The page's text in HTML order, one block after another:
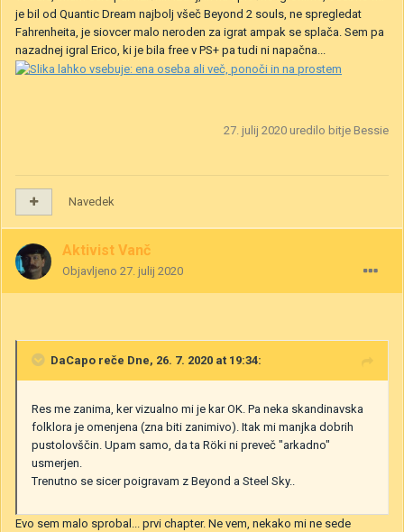
je bil od Quantic Dream najbolj všeč Beyond 2 souls, ne spregledat
Fahrenheita, je siovcer malo neroden za igrat ampak se splača. Sem pa
nazadnej igral Erico, ki je bila free v PS+ pa tudi ni napačna...
27. julij 2020 uredilo bitje Bessie
Navedek
Aktivist Vanč
Objavljeno 27. julij 2020
DaCapo reče Dne, 26. 7. 2020 at 19:34:
Res me zanima, ker vizualno mi je kar OK. Pa neka skandinavska
folklora je omenjena (zna biti zanimivo). Itak mi manjka dobrih
pustolovščin. Upam samo, da ta Röki ni preveč "arkadno"
usmerjen.
Trenutno se sicer poigravam z Beyond a Steel Sky..
Evo sem malo sprobal... prvi chapter. Ne vem, nekako mi ne sede